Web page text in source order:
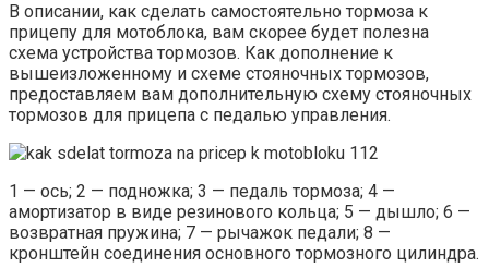
В описании, как сделать самостоятельно тормоза к
прицепу для мотоблока, вам скорее будет полезна
схема устройства тормозов. Как дополнение к
вышеизложенному и схеме стояночных тормозов,
предоставляем вам дополнительную схему стояночных
тормозов для прицепа с педалью управления.
1 — ось; 2 — подножка; 3 — педаль тормоза; 4 —
амортизатор в виде резинового кольца; 5 — дышло; 6 —
возвратная пружина; 7 — рычажок педали; 8 —
кронштейн соединения основного тормозного цилиндра.